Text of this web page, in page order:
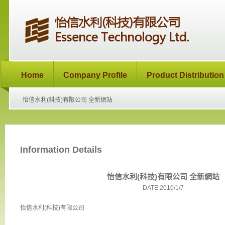
Home Company Profile Product Distribution
怡信水利(科技)有限公司 全新網站
Information Details
怡信水利(科技)有限公司 全新網站
DATE:2010/1/7
怡信水利(科技)有限公司